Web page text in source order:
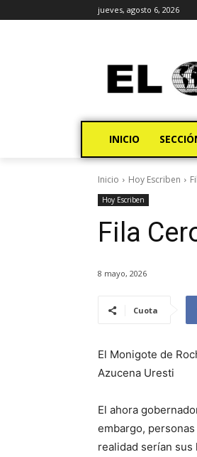
jueves, agosto 6, 2026
INICIO
Inicio Hoy Escriben
Hoy Escriben
Fila
8 mayo, 2026
Cuota
El Monigote de
Azucena Uresti
El ahora
embargo,
realidad serían sus